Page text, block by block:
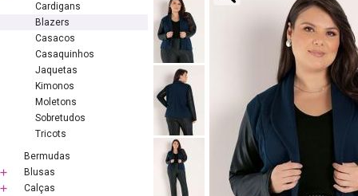
Cardigans
Blazers
Casacos
Casaquinhos
Jaquetas
Kimonos
Moletons
Sobretudos
Tricots
Bermudas
Blusas
Calças